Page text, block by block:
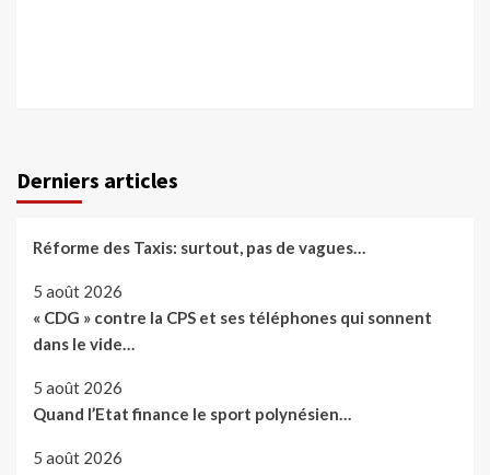
Derniers articles
Réforme des Taxis: surtout, pas de vagues…
5 août 2026
« CDG » contre la CPS et ses téléphones qui sonnent
dans le vide…
5 août 2026
Quand l’Etat finance le sport polynésien…
5 août 2026